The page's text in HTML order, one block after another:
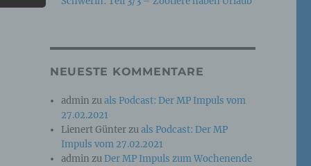
NEUESTE KOMMENTARE
admin zuals Podcast: Der MP Impuls vom
27.02.2021
Lienert Günterzuals Podcast: Der MP
Impuls vom 27.02.2021
admin zuDer MP Impuls zum Wochenende